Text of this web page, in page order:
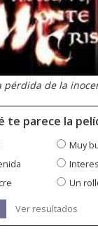
pérdida de la
te parece la
Muy
Un
Ver resultados